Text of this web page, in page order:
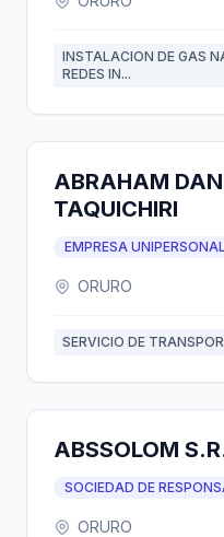
INSTALACION DE GAS
REDES IN...
ABRAHAM
TAQUICHIRI
EMPRESA UNIPERSONAL
ORURO
SERVICIO DE
ABSSOLOM
SOCIEDAD DE
ORURO